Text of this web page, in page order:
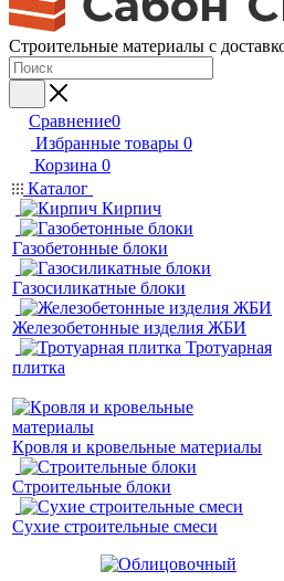
Строительные материалы с
Сравнение0
Избранные товары 0
Корзина 0
Каталог
Кирпич
Газобетонные блоки
Газосиликатные блоки
Железобетонные изделия ЖБИ
Тротуарная
плитка
Кровля и кровельные материалы
Строительные блоки
Сухие строительные смеси